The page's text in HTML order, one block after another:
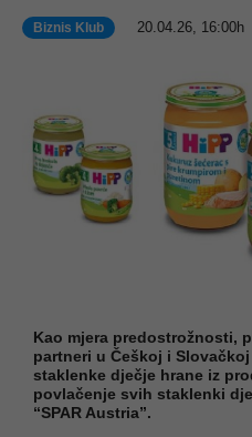
Biznis Klub 20.04.26, 16:00h
Kao mjera predostrožnosti,
partneri u Češkoj i
staklenke dječje hrane iz
povlačenje svih staklenki
“SPAR Austria”.